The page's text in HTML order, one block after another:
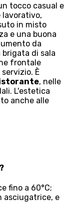
tocco casual e
lavorativo,
in misto
e una buona
da
brigata di sala
frontale
È
, nelle
L'estetica
anche alle
fino a 60°C;
asciugatrice, e